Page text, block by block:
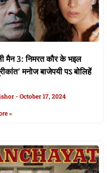
मैन 3: निमरत कौर के भइल
मनोज बाजेपयी पऽ बोलिहें
October 17, 2024
»